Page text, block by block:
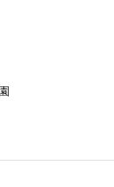
～19:00